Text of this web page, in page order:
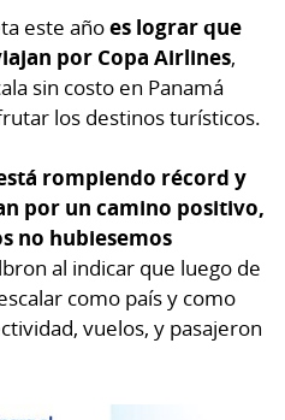
este añoes lograr que
por Copa Airlines,
sin costo en Panamá
los destinos turísticos.
rompiendo récord y
por un camino positivo,
no hubiesemos
al indicar que luego de
como país y como
vuelos, y pasajeron